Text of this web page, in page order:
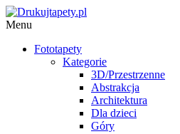
Menu
Fototapety
Kategorie
3D/Przestrzenne
Abstrakcja
Architektura
Dla dzieci
Góry